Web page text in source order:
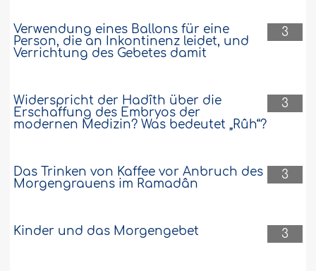
3
Verwendung eines Ballons für eine
Person, die an Inkontinenz leidet, und
Verrichtung des Gebetes damit
3
Widerspricht der Hadîth über die
Erschaffung des Embryos der
modernen Medizin? Was bedeutet „Rûh“?
3
Das Trinken von Kaffee vor Anbruch des
Morgengrauens im Ramadân
3
Kinder und das Morgengebet